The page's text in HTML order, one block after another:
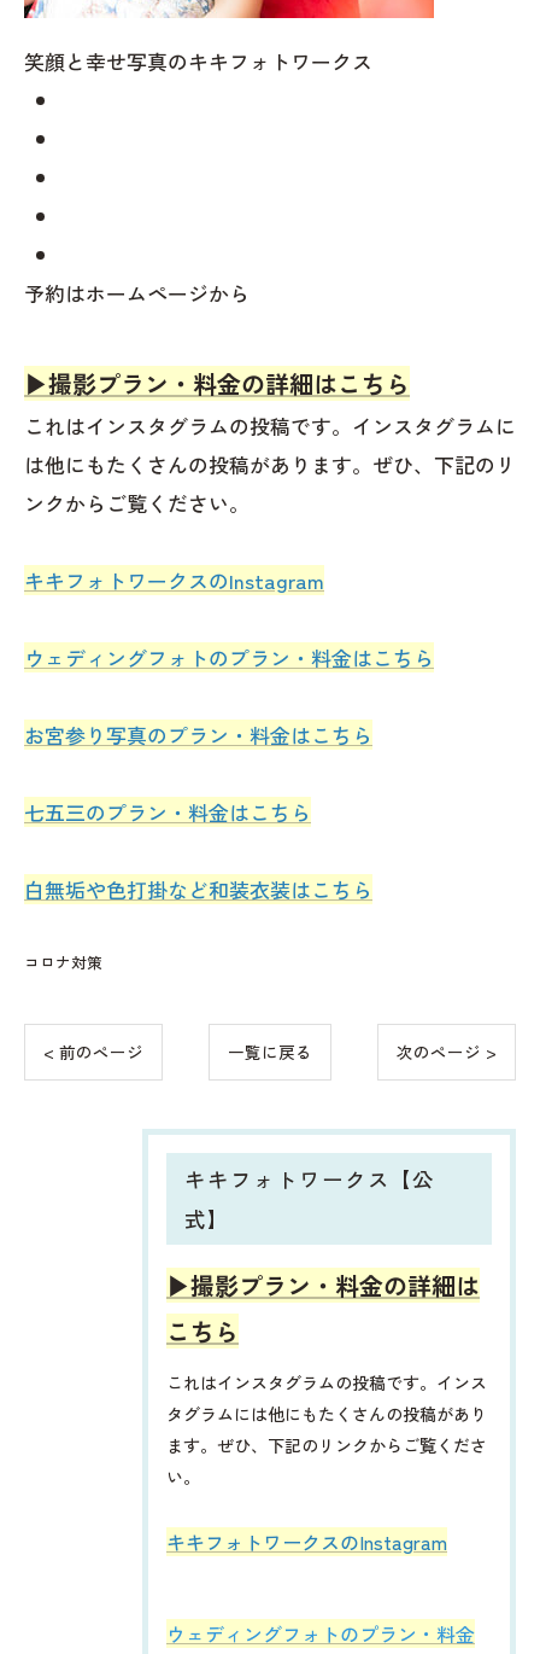
笑顔と幸せ写真のキキフォトワークス
予約はホームページから
▶︎撮影プラン・料金の詳細はこちら
これはインスタグラムの投稿です。インスタグラムに
は他にもたくさんの投稿があります。ぜひ、下記のリ
ンクからご覧ください。
キキフォトワークスのInstagram
ウェディングフォトのプラン・料金はこちら
お宮参り写真のプラン・料金はこちら
七五三のプラン・料金はこちら
白無垢や色打掛など和装衣装はこちら
コロナ対策
< 前のページ 一覧に戻る 次のページ >
キキフォトワークス【公
式】
▶︎撮影プラン・料金の詳細は
こちら
これはインスタグラムの投稿です。インス
タグラムには他にもたくさんの投稿があり
ます。ぜひ、下記のリンクからご覧くださ
い。
​​​​キキフォトワークスのInstagram
ウェディングフォトのプラン・料金